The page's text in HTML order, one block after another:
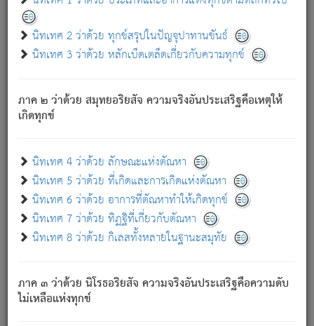
นิทเทศ 2 ว่าด้วย ทุกข์สรุปในปัญจุปาทานขันธ์
นิทเทศ 3 ว่าด้วย หลักเบ็ดเตล็ดเกี่ยวกับความทุกข์
ภาค ๒ ว่าด้วย สมุทยอริยสัจ ความจริงอันประเสริฐคือเหตุให้
เกิดทุกข์
นิทเทศ 4 ว่าด้วย ลักษณะแห่งตัณหา
นิทเทศ 5 ว่าด้วย ที่เกิดและการเกิดแห่งตัณหา
นิทเทศ 6 ว่าด้วย อาการที่ตัณหาทำให้เกิดทุกข์
นิทเทศ 7 ว่าด้วย ทิฏฐิที่เกี่ยวกับตัณหา
นิทเทศ 8 ว่าด้วย กิเลสทั้งหลายในฐานะสมุทัย
ภาค ๓ ว่าด้วย นิโรธอริยสัจ ความจริงอันประเสริฐคือความดับ
ไม่เหลือแห่งทุกข์
เพราะความสิ้นไปแห่งอุปาทานทั้งปวง ความเกิดขึ้นแห่ง
ทุกข์จึงไม่มี.
ท่านจงดูโลกนี้เถิด (จะเห็นว่า) สัตว์ทั้งหลายอันอวิชาหนา
แน่นบังหนาแล้ว; และว่า สัตว์ผู้ยินดีในภพอันเป็นแล้วนั้น ย่อม
อันเป็นไปในที่หรือเวลาทั้งปวง[3]เพื่อความมีแห่งประโยชน์โดย
ประการทั้งปวง; ภพทั้งหลายทั้งหมดนั้น ไม่เที่ยง เป็นทุกข์ มี
ความแปรปรวนเป็นธรรมดา.
อย่างนี้อยู่; เขาย่อมละภวตัณหาได้ และไม่เพลิดเพลินวิภวตัณหา
ด้วย.
ความดับเพราะความสำรอกไม่เหลือ (แห่งภพทั้งหลาย)
เพราะความสิ้นไปแห่งตัณหาโดยประการทั้งปวง นั้นคือ
นิพพาน.
ภพใหม่ย่อมไม่มีแก่ภิกษุนั้น ผู้ดับเย็นสนิทแล้ว เพราะไม่มี
ภิกษุนั้น เป็นผู้ครอบงำมารได้แล้ว ชนะสงครามแล้ว ก้าวล่วง
ภพทั้งหลายทั้งปวงได้แล้ว เป็นผู้คงที่ (คือไม่เปลี่ยนแปลงอีกต่อ